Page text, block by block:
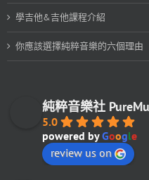
學吉他&吉他課程介紹
你應該選擇純粹音樂的六個理由
純粹音樂社
5.0
powered byGoogle
review us on